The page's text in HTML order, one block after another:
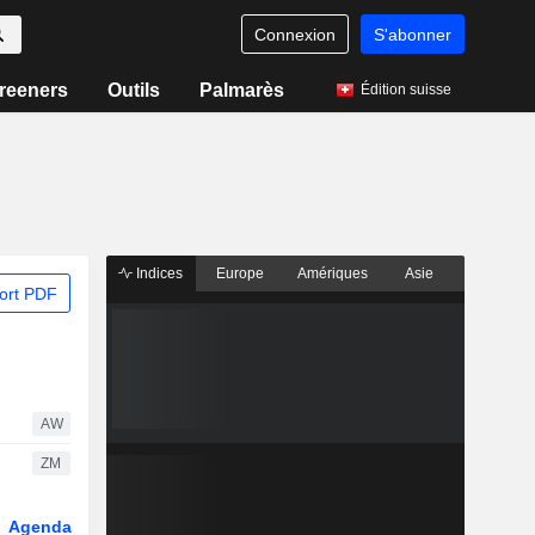
Connexion S'abonner
Outils Palmarès Édition suisse
PDF
AW
ZM
Agenda
Indices Europe Amériques Asie